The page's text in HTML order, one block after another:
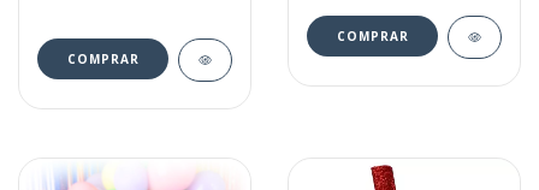
COMPRAR